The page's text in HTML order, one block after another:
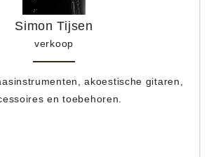
Simon Tijsen
verkoop
akoestische gitaren,
en toebehoren.